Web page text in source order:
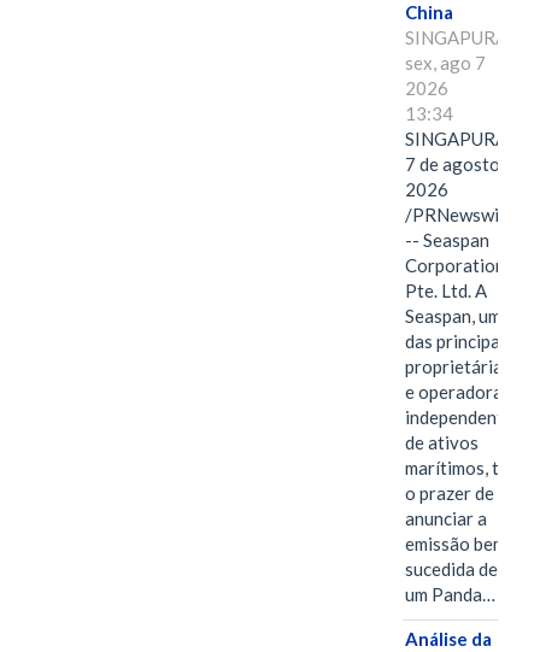
China
SINGAPURA,
sex, ago 7
2026
13:34
SINGAPURA,
7 de agosto de
2026
/PRNewswire/
-- Seaspan
Corporation
Pte. Ltd. A
Seaspan, uma
das principais
proprietárias
e operadoras
independentes
de ativos
marítimos, tem
o prazer de
anunciar a
emissão bem-
sucedida de
um Panda…
Análise da